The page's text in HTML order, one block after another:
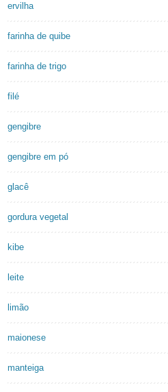
ervilha
farinha de quibe
farinha de trigo
filé
gengibre
gengibre em pó
glacê
gordura vegetal
kibe
leite
limão
maionese
manteiga